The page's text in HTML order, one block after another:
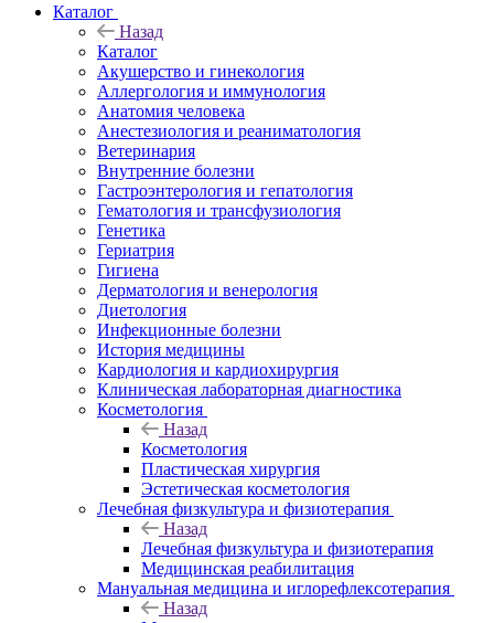
Каталог
Назад
Каталог
Акушерство и гинекология
Аллергология и иммунология
Анатомия человека
Анестезиология и реаниматология
Ветеринария
Внутренние болезни
Гастроэнтерология и гепатология
Гематология и трансфузиология
Генетика
Гериатрия
Гигиена
Дерматология и венерология
Диетология
Инфекционные болезни
История медицины
Кардиология и кардиохирургия
Клиническая лабораторная диагностика
Косметология
Назад
Косметология
Пластическая хирургия
Эстетическая косметология
Лечебная физкультура и физиотерапия
Назад
Лечебная физкультура и физиотерапия
Медицинская реабилитация
Мануальная медицина и иглорефлексотерапия
Назад